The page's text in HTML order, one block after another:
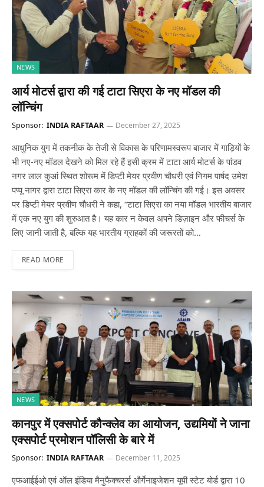
NEWS
आर्य मोटर्स द्वारा की गई टाटा सिएरा के नए मॉडल की
लॉन्चिंग
Sponsor: INDIA RAFTAAR December 27, 2025
आधुनिक युग में तकनीक के तेजी से विकास के परिणामस्वरूप बाजार में गाड़ियों के
भी नए-नए मॉडल देखने को मिल रहे हैं इसी क्रम में टाटा आर्य मोटर्स के पांडव
नगर लाल कुआं स्थित शोरूम में डिप्टी मेयर प्रवीण चौधरी एवं निगम पार्षद उमेश
पप्पू नागर द्वारा टाटा सिएरा कार के नए मॉडल की लॉन्चिंग की गई। इस अवसर
पर डिप्टी मेयर प्रवीण चौधरी ने कहा, “टाटा सिएरा का नया मॉडल भारतीय बाजार
में एक नए युग की शुरुआत है। यह कार न केवल अपने डिज़ाइन और फीचर्स के
लिए जानी जाती है, बल्कि यह भारतीय ग्राहकों की जरूरतों को…
READ MORE
NEWS
कानपुर में एक्सपोर्ट कौन्क्लेव का आयोजन, उद्यमियों ने जाना
एक्सपोर्ट प्रमोशन पॉलिसी के बारे में
Sponsor: INDIA RAFTAAR December 11, 2025
एफआईईओ एवं ऑल इंडिया मैनुफैक्चरर्स और्गेनाइजेशन यूपी स्टेट बोर्ड द्वारा 10